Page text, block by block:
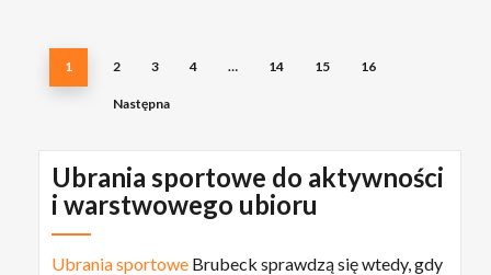
1 2 3 4 … 14 15 16
Następna
Ubrania sportowe do aktywności
i warstwowego ubioru
Ubrania sportowe Brubeck sprawdzą się wtedy, gdy